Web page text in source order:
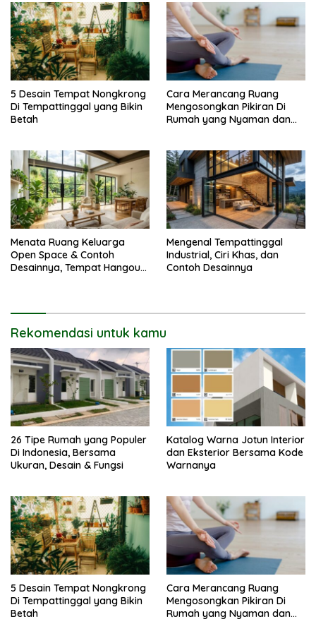
5 Desain Tempat Nongkrong
Di Tempattinggal yang Bikin
Betah
Cara Merancang Ruang
Mengosongkan Pikiran Di
Rumah yang Nyaman dan
Menata Ruang Keluarga
Open Space & Contoh
Desainnya, Tempat Hangout
Mengenal Tempattinggal
Industrial, Ciri Khas, dan
Contoh Desainnya
Rekomendasi untuk kamu
26 Tipe Rumah yang Populer
Di Indonesia, Bersama
Ukuran, Desain & Fungsi
Katalog Warna Jotun Interior
dan Eksterior Bersama Kode
Warnanya
5 Desain Tempat Nongkrong
Di Tempattinggal yang Bikin
Betah
Cara Merancang Ruang
Mengosongkan Pikiran Di
Rumah yang Nyaman dan